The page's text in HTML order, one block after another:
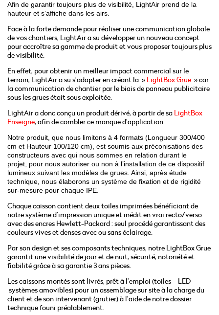
Afin de garantir toujours plus de visibilité, LightAir prend de la
hauteur et s’affiche dans les airs.
Face à la forte demande pour réaliser une communication globale
de vos chantiers, LightAir a su développer un nouveau concept
pour accroître sa gamme de produit et vous proposer toujours plus
de visibilité.
En effet, pour obtenir un meilleur impact commercial sur le
terrain, LightAir a su s’adapter en créant la » LightBox Grue » car
la communication de chantier par le biais de panneau publicitaire
sous les grues était sous exploitée.
LightAir a donc conçu un produit dérivé, à partir de sa LightBox
Enseigne, afin de combler ce manque d’application.
Notre produit, que nous limitons à 4 formats (Longueur 300/400
cm et Hauteur 100/120 cm), est soumis aux préconisations des
constructeurs avec qui nous sommes en relation durant le
projet, pour nous autoriser ou non à l’installation de ce dispositif
lumineux suivant les modèles de grues. Ainsi, après étude
technique, nous élaborons un système de fixation et de rigidité
sur-mesure pour chaque IPE.
Chaque caisson contient deux toiles imprimées bénéficiant de
notre système d’impression unique et inédit en vrai recto/verso
avec des encres Hewlett-Packard : seul procédé garantissant des
couleurs vives et denses avec ou sans éclairage.
Par son design et ses composants techniques, notre LightBox Grue
garantit une visibilité de jour et de nuit, sécurité, notoriété et
fiabilité grâce à sa garantie 3 ans pièces.
Les caissons montés sont livrés, prêt à l’emploi (toiles – LED –
systèmes amovibles) pour un assemblage sur site à la charge du
client et de son intervenant (grutier) à l’aide de notre dossier
technique founi préalablement.